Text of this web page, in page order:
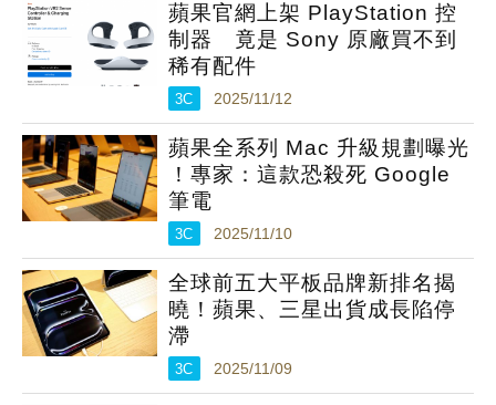
蘋果官網上架 PlayStation 控
制器 竟是 Sony 原廠買不到
稀有配件
3C 2025/11/12
蘋果全系列 Mac 升級規劃曝光
！專家：這款恐殺死 Google
筆電
3C 2025/11/10
全球前五大平板品牌新排名揭
曉！蘋果、三星出貨成長陷停
滯
3C 2025/11/09